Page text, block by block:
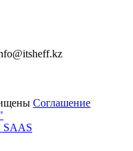
Соглашение
SAAS